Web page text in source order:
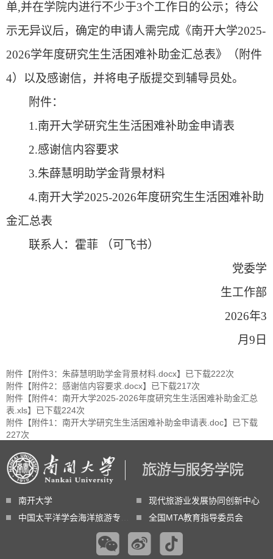
单,并在学院内进行不少于3个工作日 的公示；待公
示无异议后，确定的申请人需完成《南开大学2025-
2026学年度研究生生活困难补助金汇总表》（附件
4） 以及感谢信，并将电子版提交到辅导员处。
附件：
1.南开大学研究生生活困难补助金申请表
2.感谢信内容要求
3.朱薛慧明助学金背景材料
4.南开大学2025-2026年度研究生生活困难补助
金汇总表
联系人： 霍菲 （可飞书）
党委学
生工作部
2026年3
月 9 日
附件【附件3：朱薛慧明助学金背景材料.docx】已下载222次
附件【附件2：感谢信内容要求.docx】已下载217次
附件【附件4：南开大学2025-2026年度研究生生活困难补助金汇总
表.xls】已下载224次
附件【附件1：南开大学研究生生活困难补助金申请表.doc】已下载
227次
南开大学
现代旅游业发展协同创新中心
中国太平洋学会海洋旅游专业委员会
全国MTA教育指导委员会